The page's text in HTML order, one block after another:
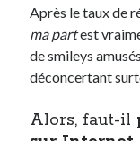
Après le taux de
ma partest
de smileys
déconcertant
Alors, faut-il